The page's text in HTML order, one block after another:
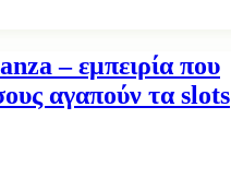
– εμπειρία που
αγαπούν τα slots